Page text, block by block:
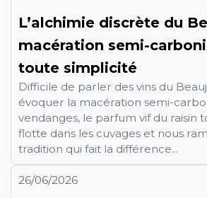
L’alchimie discrète du
macération semi-
toute simplicité
Difficile de parler des vins du
évoquer la macération semi-
vendanges, le parfum vif du raisin
flotte dans les cuvages et nous
tradition qui fait la différence...
26/06/2026